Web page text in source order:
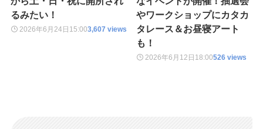
るみたい！
2026年6月24日 15:003,607 views
やワークショップにカタカ
タレース＆お昼寝アート
も！
2026年6月12日 18:00526 views